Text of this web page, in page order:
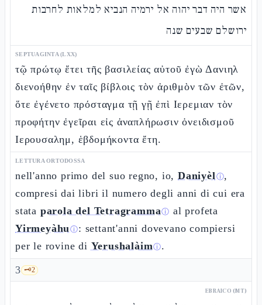
אשר היה דבר יהוה אל ירמיה הנביא למלאות לחרבות
ירושלם שבעים שנה
SEPTUAGINTA (LXX)
τῷ πρώτῳ ἔτει τῆς βασιλείας αὐτοῦ ἐγὼ Δανιηλ
διενοήθην ἐν ταῖς βίβλοις τὸν ἀριθμὸν τῶν ἐτῶν,
ὅτε ἐγένετο πρόσταγμα τῇ γῇ ἐπὶ Ιερεμιαν τὸν
προφήτην ἐγεῖραι εἰς ἀναπλήρωσιν ὀνειδισμοῦ
Ιερουσαλημ, ἑβδομήκοντα ἔτη.
LETTURA ORTODOSSA
nell'anno primo del suo regno, io, Daniyèlⓘ,
compresi dai libri il numero degli anni di cui era
stata parola del Tetragrammaⓘ al profeta
Yirmeyàhuⓘ: settant'anni dovevano compiersi
per le rovine di Yerushalàimⓘ.
3 🗝️2
EBRAICO (MT)